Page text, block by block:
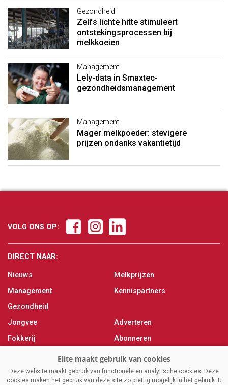
Gezondheid
Zelfs lichte hitte stimuleert
ontstekingsprocessen bij
melkkoeien
Management
Lely-data in Smaxtec-
gezondheidsmanagement
Management
Mager melkpoeder: stevigere
prijzen ondanks vakantietijd
VOLG ONS OP:
DIRECT NAAR:
Nieuws
Management
Gezondheid
Jongvee
Fokkerij
Melken
Melkprijzen
Kennispartners
Adverteren
Abonneren
Over ons
Contact
Deze website maakt gebruik van functionele en analytische cookies. Deze
cookies maken het gebruik van deze site zo prettig mogelijk in het gebruik. U